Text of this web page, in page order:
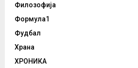
Филозофија
Формула1
Фудбал
Храна
ХРОНИКА